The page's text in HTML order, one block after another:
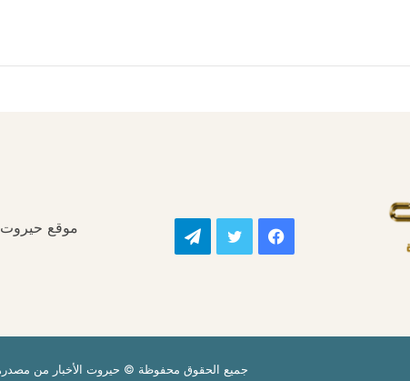
فيسبوك تويتر تيلقرام
موقع حيروت
جميع الحقوق محفوظة © حيروت الأخبار من مصدرها